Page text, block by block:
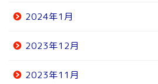
2024年1月
2023年12月
2023年11月